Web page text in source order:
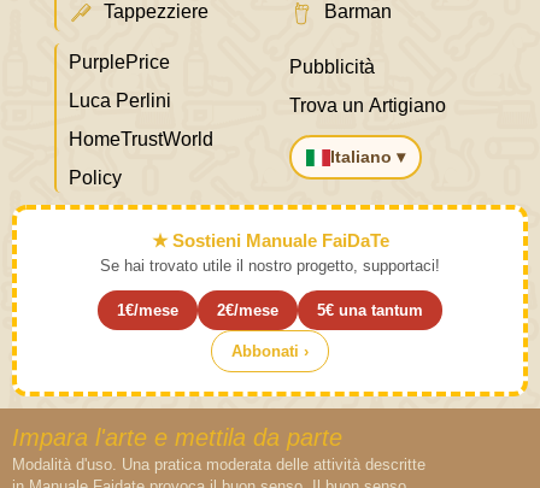
Tappezziere
Barman
PurplePrice
Luca Perlini
HomeTrustWorld
Policy
Pubblicità
Trova un Artigiano
Italiano ▾
★ Sostieni Manuale FaiDaTe
Se hai trovato utile il nostro progetto, supportaci!
1€/mese 2€/mese 5€ una tantum
Abbonati ›
Impara l'arte e mettila da parte
Modalità d'uso. Una pratica moderata delle attività descritte